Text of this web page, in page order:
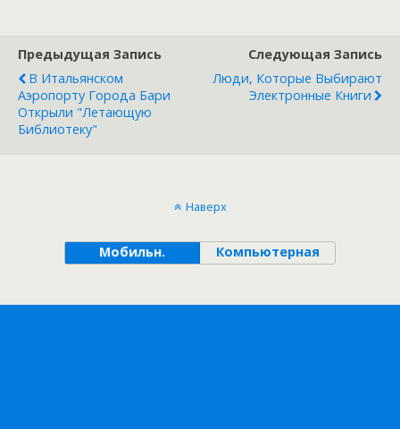
Предыдущая Запись
В Итальянском
Аэропорту Города Бари
Открыли "летающую
Библиотеку"
Следующая Запись
Люди, Которые Выбирают
Электронные Книги
Наверх
Мобильн. Компьютерная